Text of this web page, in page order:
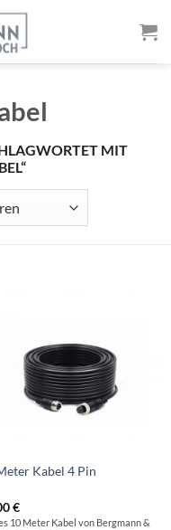
MIT
Kabel 4 Pin
€
10 Meter Kabel von Bergmann &